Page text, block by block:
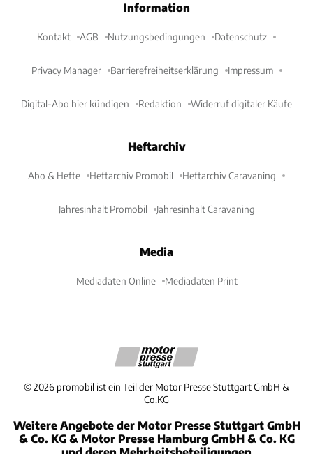
Information
Kontakt AGB Nutzungsbedingungen Datenschutz
Privacy Manager Barrierefreiheitserklärung Impressum
Digital-Abo hier kündigen Redaktion Widerruf digitaler Käufe
Heftarchiv
Abo & Hefte Heftarchiv Promobil Heftarchiv Caravaning
Jahresinhalt Promobil Jahresinhalt Caravaning
Media
Mediadaten Online Mediadaten Print
©2026 promobil ist ein Teil der Motor Presse Stuttgart GmbH &
Co.KG
Weitere Angebote der Motor Presse Stuttgart GmbH
& Co. KG & Motor Presse Hamburg GmbH & Co. KG
und deren Mehrheitsbeteiligungen